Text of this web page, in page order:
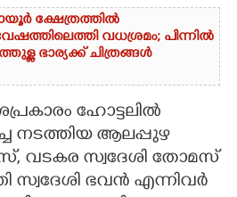
ക്ഷേത്രത്തിൽ
വധശ്രമം; പിന്നിൽ
ഭാര്യക്ക് ചിത്രങ്ങൾ
ഹോട്ടലിൽ
നടത്തിയ ആലപ്പുഴ
വടകര സ്വദേശി തോമസ്
സ്വദേശി ഭവൻ എന്നിവർ